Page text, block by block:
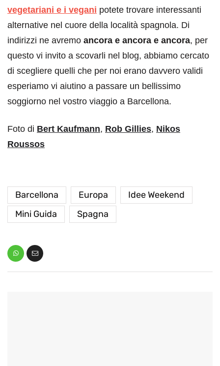
vegetariani e i vegani potete trovare interessanti
alternative nel cuore della località spagnola. Di
indirizzi ne avremo ancora e ancora e ancora, per
questo vi invito a scovarli nel blog, abbiamo cercato
di scegliere quelli che per noi erano davvero validi
esperiamo vi aiutino a passare un bellissimo
soggiorno nel vostro viaggio a Barcellona.
Foto di Bert Kaufmann, Rob Gillies, Nikos
Roussos
Barcellona Europa
Idee Weekend
Mini Guida
Spagna